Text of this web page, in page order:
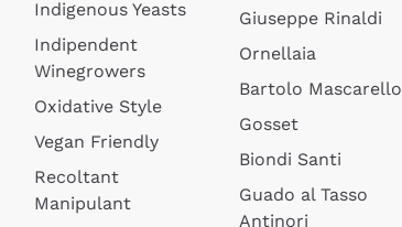
Indigenous Yeasts
Indipendent
Winegrowers
Oxidative Style
Vegan Friendly
Recoltant
Manipulant
Giuseppe Rinaldi
Ornellaia
Bartolo Mascarello
Gosset
Biondi Santi
Guado al Tasso
Antinori